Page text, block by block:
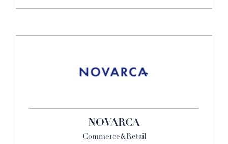
NOVARCA
Commerce&Retail